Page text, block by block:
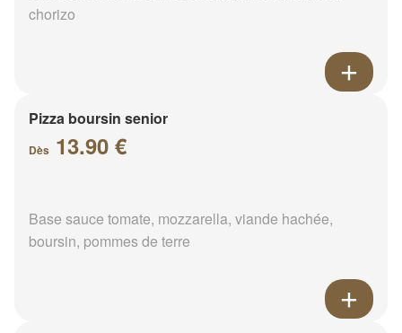
chorizo
Pizza boursin senior
Dès 13.90 €
Base sauce tomate, mozzarella, viande hachée,
boursin, pommes de terre